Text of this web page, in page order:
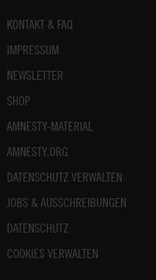
Fußbereich
KONTAKT & FAQ
IMPRESSUM
NEWSLETTER
SHOP
AMNESTY-MATERIAL
AMNESTY.ORG
DATENSCHUTZ VERWALTEN
JOBS & AUSSCHREIBUNGEN
DATENSCHUTZ
COOKIES VERWALTEN